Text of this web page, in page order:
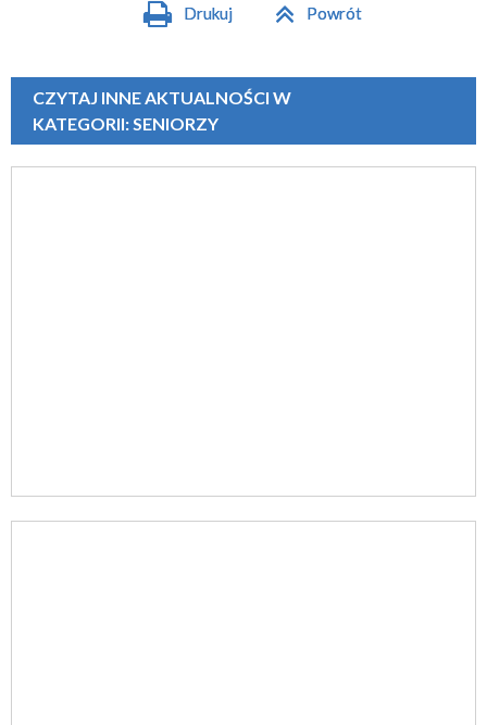
Drukuj Powrót
CZYTAJ INNE AKTUALNOŚCI W
KATEGORII: SENIORZY